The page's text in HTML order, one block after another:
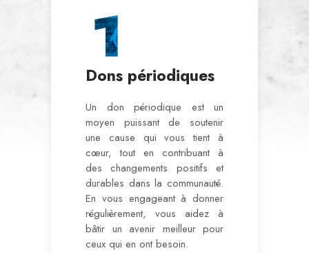
Dons périodiques
Un don périodique est un
moyen puissant de soutenir
une cause qui vous tient à
cœur, tout en contribuant à
des changements positifs et
durables dans la communauté.
En vous engageant à donner
régulièrement, vous aidez à
bâtir un avenir meilleur pour
ceux qui en ont besoin.